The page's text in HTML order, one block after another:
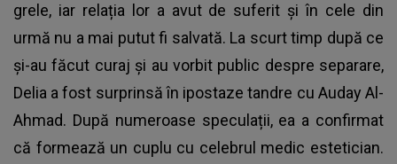
grele, iar relația lor a avut de suferit și în cele din
urmă nu a mai putut fi salvată. La scurt timp după ce
și-au făcut curaj și au vorbit public despre separare,
Delia a fost surprinsă în ipostaze tandre cu Auday Al-
Ahmad. După numeroase speculații, ea a confirmat
că formează un cuplu cu celebrul medic estetician.